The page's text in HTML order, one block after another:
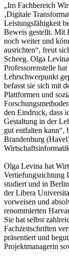
„Im Fachbereich
‚Digitale
Leistungsfähigkeit
Beweis gestellt. Mit
noch weiter und
ausrichten“, freut
Scheeg. Olga
Professorenstelle
Lehrschwerpunkt
befasst sie sich mit
Plattformen und
den Eindruck, dass
Gestaltung in der
gut entfalten kann“,
Brandenburg
Olga Levina hat
Vertiefungsrichtung
studiert und in
der Libera
vorweisen und
renommierten
Sie hat selbst
Fachzeitschriften
präsentiert und
Projektmanagerin